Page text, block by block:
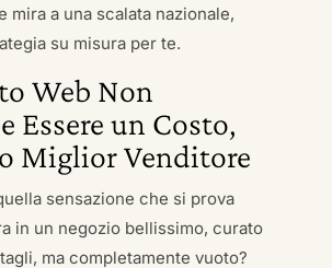
mira a una scalata nazionale,
su misura per te.
Web Non
Essere un Costo,
Miglior Venditore
sensazione che si prova
in un negozio bellissimo, curato
ma completamente vuoto?